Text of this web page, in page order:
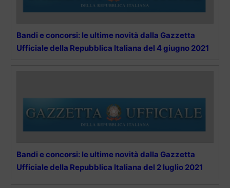
Bandi e concorsi: le ultime novità dalla Gazzetta
Ufficiale della Repubblica Italiana del 4 giugno 2021
Bandi e concorsi: le ultime novità dalla Gazzetta
Ufficiale della Repubblica Italiana del 2 luglio 2021